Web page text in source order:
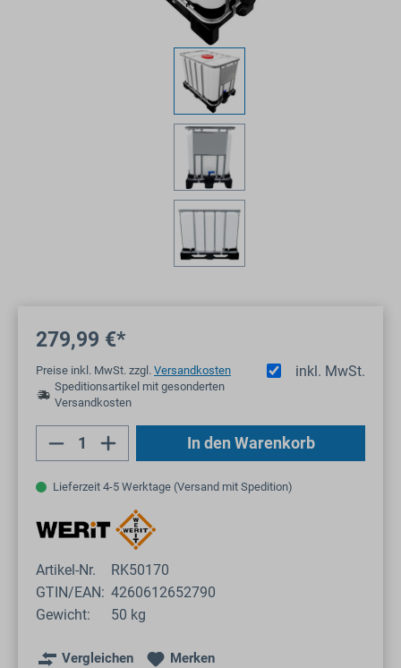
279,99 €*
inkl. MwSt.
Preise inkl. MwSt. zzgl. Versandkosten
Speditionsartikel mit gesonderten
Versandkosten
Produkt Anzahl: Gib den gewünschten
In den Warenkorb
Lieferzeit 4-5 Werktage (Versand mit Spedition)
Artikel-Nr.
RK50170
GTIN/EAN: 4260612652790
Gewicht:
50 kg
Vergleichen Merken